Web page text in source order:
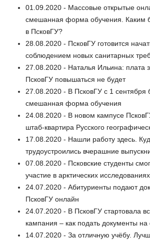
01.09.2020 - Массовые открытые
смешанная форма обучения. Каким
в ПсковГУ?
28.08.2020 - ПсковГУ готовится
соблюдением новых санитарных
27.08.2020 - Наталья Ильина: плата
ПсковГУ повышаться не будет
27.08.2020 - В ПсковГУ с 1 сентября
смешанная форма обучения
24.08.2020 - В новом кампусе
штаб-квартира Русского
17.08.2020 - Нашли работу здесь.
трудоустроились вчерашние
07.08.2020 - Псковские студенты
участие в арктических исследованиях
24.07.2020 - Абитуриенты подают
ПсковГУ онлайн
24.07.2020 - В ПсковГУ стартовала
кампания – как подать документы на
14.07.2020 - За отличную учёбу.